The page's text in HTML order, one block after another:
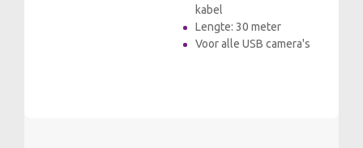
kabel
Lengte: 30 meter
Voor alle USB camera's